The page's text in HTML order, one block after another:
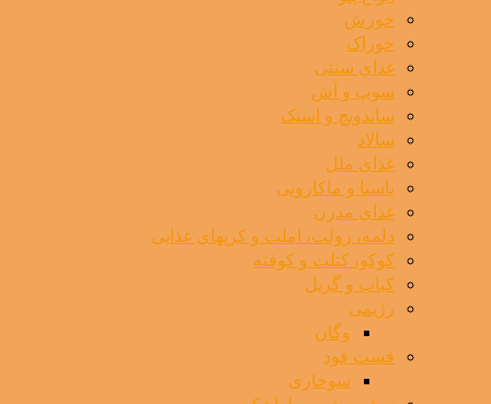
خورش
خوراک
غذای سنتی
سوپ و آش
ساندویچ و اسنک
سالاد
غذای ملل
پاستا و ماکارونی
غذای مدرن
دلمه، رولت، املت و کرپهای غذایی
کوکو، کتلت و کوفته
کباب و گریل
رژیمی
وگان
فست فود
سوخاری